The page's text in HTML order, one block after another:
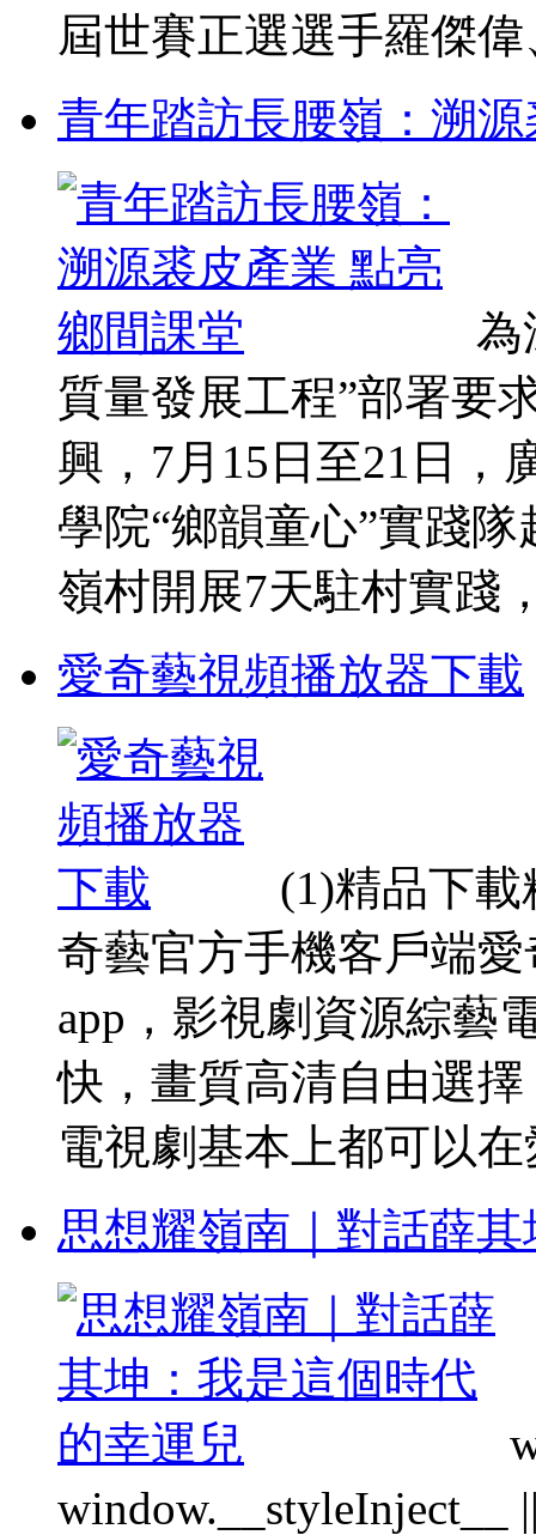
屆世賽正選選手羅傑偉
青年踏訪長腰嶺：溯
為
質量發展工程”部署要
興，7月15日至21日，
學院“鄉韻童心”實踐
嶺村開展7天駐村實踐
愛奇藝視頻播放器下載
(1)精品下
奇藝官方手機客戶端
app，影視劇資源綜藝
快，畫質高清自由選
電視劇基本上都可以在
思想耀嶺南｜對話薛
window.__styleInject__